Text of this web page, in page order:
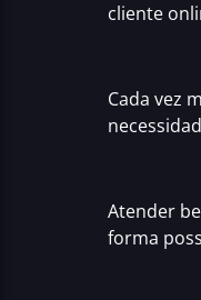
cliente
Cada vez
Atender
forma